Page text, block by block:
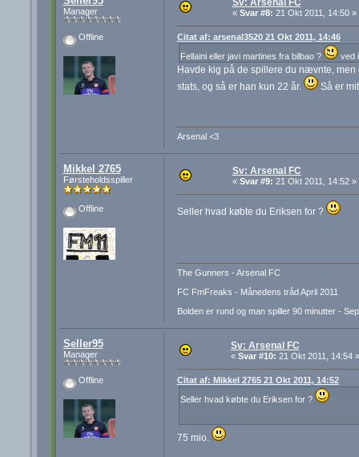
Manager
Offline
Sv: Arsenal FC
« Svar #8: 21 Okt 2011, 14:50 »
Citat af: arsenal3520 21 Okt 2011, 14:46
Fellaini eller javi martines fra bilbao ?
ved
Havde kig på de spillere du nævnte, men
stats, og så er han kun 22 år.
Så er
Arsenal <3
Mikkel 2765
Førsteholdsspiller
Offline
Sv: Arsenal FC
« Svar #9: 21 Okt 2011, 14:52 »
Seller hvad købte du Eriksen for ?
The Gunners - Arsenal FC
FC FmFreaks - Månedens tråd April 2011
Bolden er rund og man spiller 90 minutter -
Seller95
Manager
Offline
Sv: Arsenal FC
« Svar #10: 21 Okt 2011, 14:54 »
Citat af: Mikkel 2765 21 Okt 2011, 14:52
Seller hvad købte du Eriksen for ?
75 mio.